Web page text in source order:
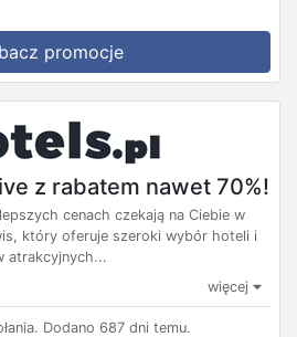
promocje
z rabatem nawet 70%!
cenach czekają na Ciebie w
który oferuje szeroki wybór hoteli i
atrakcyjnych...
więcej
Dodano 687 dni temu.